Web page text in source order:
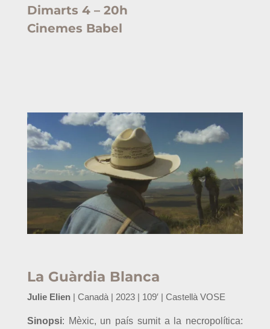
Dimarts 4 – 20h
Cinemes Babel
La Guàrdia Blanca
Julie Elien| Canadà | 2023 | 109′ | Castellà VOSE
Sinopsi: Mèxic, un país sumit a la necropolítica: